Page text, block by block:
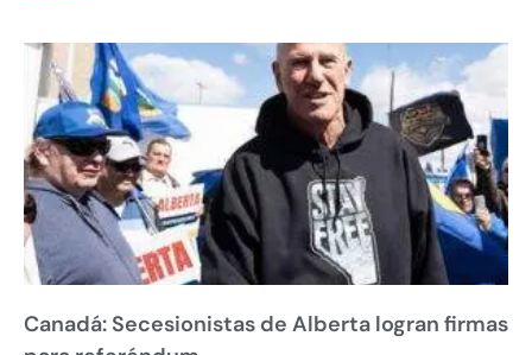
Canadá: Secesionistas de Alberta logran firmas